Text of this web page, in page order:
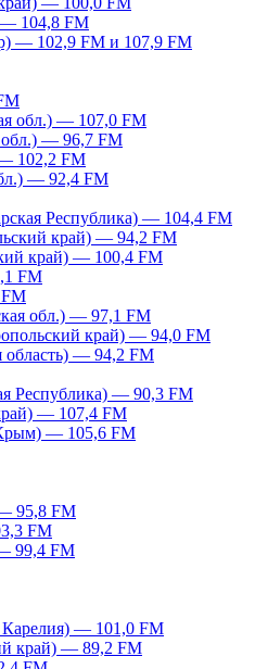
104,8 FM
— 102,9 FM и 107,9 FM
обл.) — 107,0 FM
обл.) — 96,7 FM
102,2 FM
— 92,4 FM
Республика) — 104,4 FM
край) — 94,2 FM
край) — 100,4 FM
FM
обл.) — 97,1 FM
край) — 94,0 FM
область) — 94,2 FM
Республика) — 90,3 FM
— 107,4 FM
— 105,6 FM
95,8 FM
FM
99,4 FM
Карелия) — 101,0 FM
край) — 89,2 FM